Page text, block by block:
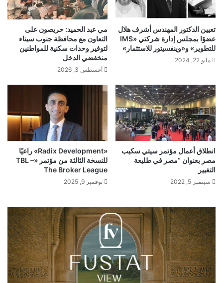
تعيين الدكتور المهندس أشرف هلال
عضوًا بمجلس إدارة شركتي «IMS
للتطوير» و«وينفسيتور للاستثمار»
مايو 22, 2024
مي عبد الحميد: حريصون على
التعاون مع محافظة جنوب سيناء
لتوفير وحدات سكنية للمواطنين
منخفضي الدخل
أغسطس 3, 2026
انطلاق أعمال مؤتمر سيتي سكيب
مصر بعنوان “مصر في طليعة
التغيير
سبتمبر 5, 2022
«Radix Development» راعيًا
للنسخة الثالثة من مؤتمر «TBL –
The Broker League
نوفمبر 9, 2025